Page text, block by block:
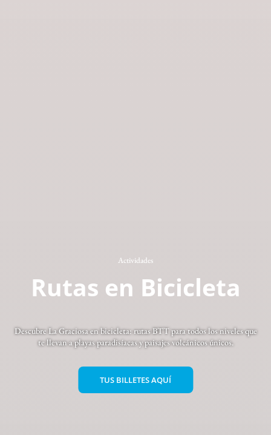
Actividades
Rutas en Bicicleta
Descubre La Graciosa en bicicleta: rutas BTT para todos los niveles que
te llevan a playas paradisíacas y paisajes volcánicos únicos.
TUS BILLETES AQUÍ